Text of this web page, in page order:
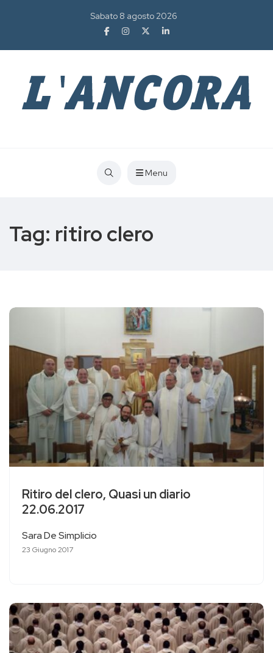
Sabato 8 agosto 2026
Menu
Tag: ritiro clero
Ritiro del clero, Quasi un diario
22.06.2017
Sara De Simplicio
23 Giugno 2017